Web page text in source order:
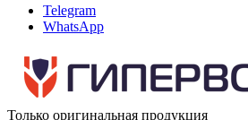
Telegram
WhatsApp
Только оригинальная продукция